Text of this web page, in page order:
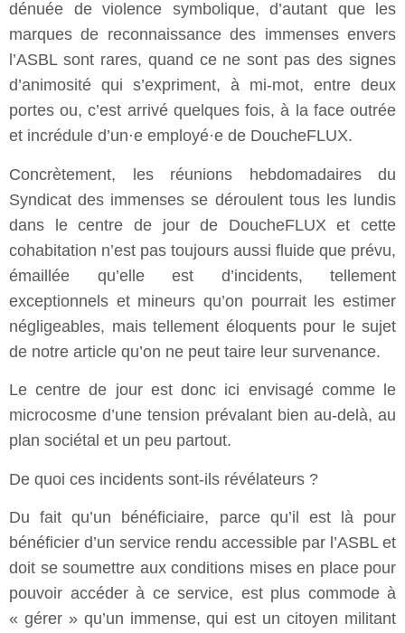
dénuée de violence symbolique, d’autant que les
marques de reconnaissance des immenses envers
l’ASBL sont rares, quand ce ne sont pas des signes
d’animosité qui s’expriment, à mi-mot, entre deux
portes ou, c’est arrivé quelques fois, à la face outrée
et incrédule d’un·e employé·e de DoucheFLUX.
Concrètement, les réunions hebdomadaires du
Syndicat des immenses se déroulent tous les lundis
dans le centre de jour de DoucheFLUX et cette
cohabitation n’est pas toujours aussi fluide que prévu,
émaillée qu’elle est d’incidents, tellement
exceptionnels et mineurs qu’on pourrait les estimer
négligeables, mais tellement éloquents pour le sujet
de notre article qu’on ne peut taire leur survenance.
Le centre de jour est donc ici envisagé comme le
microcosme d’une tension prévalant bien au-delà, au
plan sociétal et un peu partout.
De quoi ces incidents sont-ils révélateurs ?
Du fait qu’un bénéficiaire, parce qu’il est là pour
bénéficier d’un service rendu accessible par l’ASBL et
doit se soumettre aux conditions mises en place pour
pouvoir accéder à ce service, est plus commode à
« gérer » qu’un immense, qui est un citoyen militant